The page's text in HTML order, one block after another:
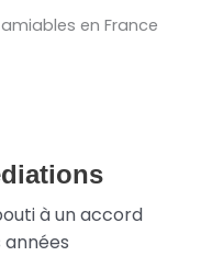
en France
à un accord
années